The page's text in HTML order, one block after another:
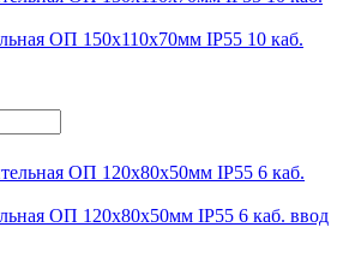
ОП 150х110х70мм IP55 10 каб.
ОП 120х80х50мм IP55 6 каб. ввод